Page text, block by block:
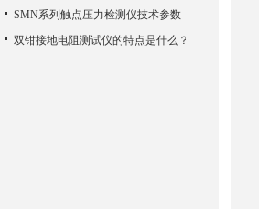
SMN系列触点压力检测仪技术参数
双钳接地电阻测试仪的特点是什么？